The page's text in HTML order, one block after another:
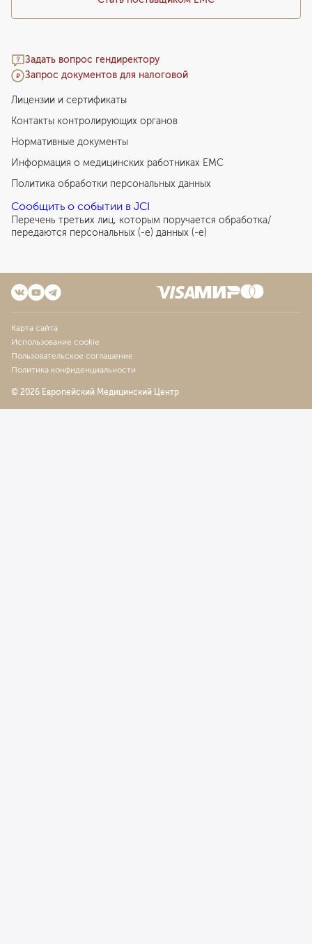
Задать вопрос гендиректору
Запрос документов для налоговой
Лицензии и сертификаты
Контакты контролирующих органов
Нормативные документы
Информация о медицинских работниках EMC
Политика обработки персональных данных
Сообщить о событии в JCI
Перечень третьих лиц, которым поручается обработка/
передаются персональных (-е) данных (-е)
Карта сайта
Использование cookie
Пользовательское соглашение
Политика конфиденциальности
© 2026 Европейский Медицинский Центр